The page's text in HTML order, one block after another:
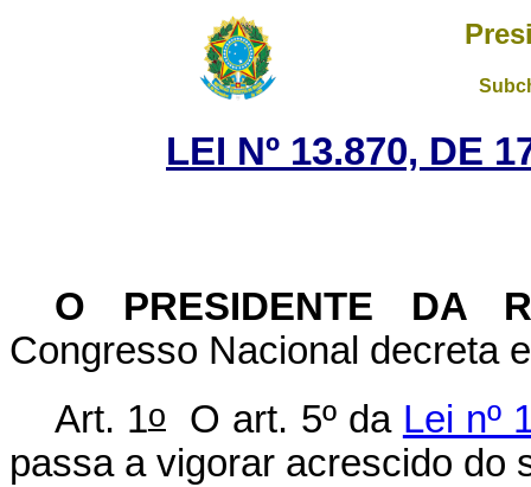
LEI Nº 13.870, DE
O PRESIDENTE DA
Congresso Nacional decreta
Art. 1oO art. 5º da Lei nº
passa a vigorar acrescido do